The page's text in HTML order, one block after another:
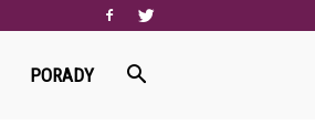
PORADY